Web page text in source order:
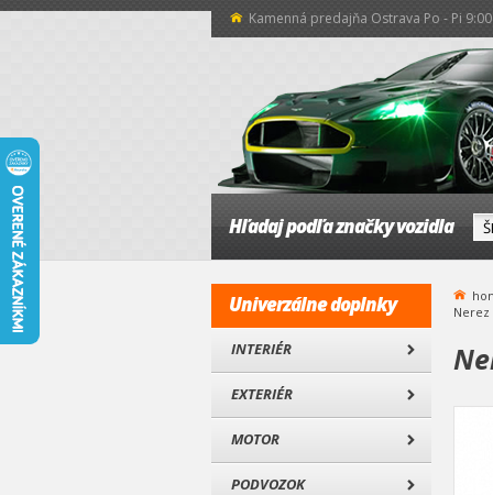
Kamenná predajňa Ostrava Po - Pi
Hľadaj podľa značky vozidla
Univerzálne doplnky
INTERIÉR
EXTERIÉR
MOTOR
PODVOZOK
Nerez